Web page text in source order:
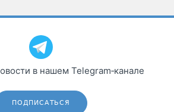
в нашем Telegram‑канале
ПОДПИСАТЬСЯ